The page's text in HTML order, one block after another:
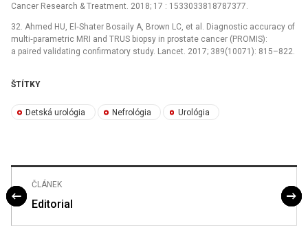
Cancer Research & Treatment. 2018; 17 : 1533033818787377.
32. Ahmed HU, El‑Shater Bosaily A, Brown LC, et al. Diagnostic accuracy of
multi‑parametric MRI and TRUS biopsy in prostate cancer (PROMIS):
a paired validating confirmatory study. Lancet. 2017; 389(10071): 815–822.
ŠTÍTKY
Detská urológia Nefrológia Urológia
ČLÁNEK
Editorial